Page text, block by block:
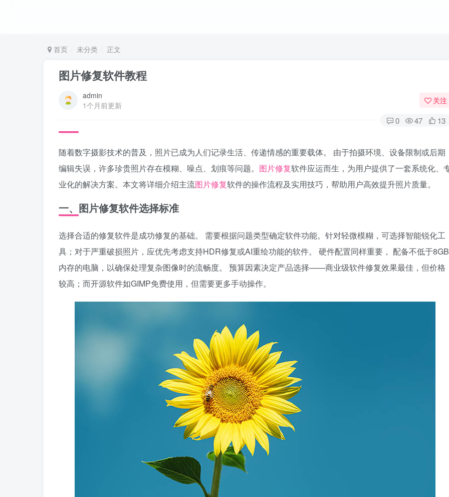
首页 未分类 正文
图片修复软件教程
admin
1个月前更新
关注
0 47 13
随着数字摄影技术的普及，照片已成为人们记录生活、传递情感的重要载体。 由于拍摄环境、设备限制或后期
编辑失误，许多珍贵照片存在模糊、噪点、划痕等问题。 图片修复软件应运而生，为用户提供了一套系统化、
业化的解决方案。本文将详细介绍主流图片修复软件的操作流程及实用技巧，帮助用户高效提升照片质量。
一、图片修复软件选择标准
选择合适的修复软件是成功修复的基础。 需要根据问题类型确定软件功能。针对轻微模糊，可选择智能锐化工
具；对于严重破损照片，应优先考虑支持HDR修复或AI重绘功能的软件。 硬件配置同样重要， 配备不低于8GB
内存的电脑，以确保处理复杂图像时的流畅度。 预算因素决定产品选择——商业级软件修复效果最佳，但价格
较高；而开源软件如GIMP免费使用，但需要更多手动操作。